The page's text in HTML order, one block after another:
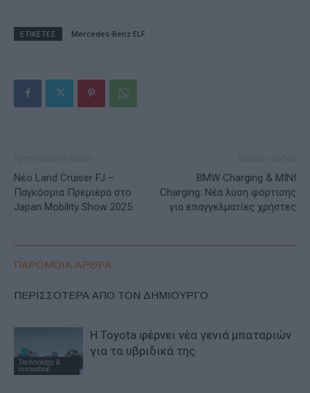
ΕΤΙΚΕΤΕΣ Mercedes-Benz ELF
Νέο Land Cruiser FJ –
Παγκόσμια Πρεμιέρα στο
Japan Mobility Show 2025
BMW Charging & MINI
Charging: Νέα λύση φόρτισης
για επαγγελματίες χρήστες
ΠΑΡΟΜΟΙΑ ΑΡΘΡΑ
ΠΕΡΙΣΣΟΤΕΡΑ ΑΠΟ ΤΟΝ ΔΗΜΙΟΥΡΓΟ
Technology &
Innovation
Η Toyota φέρνει νέα γενιά μπαταριών
για τα υβριδικά της